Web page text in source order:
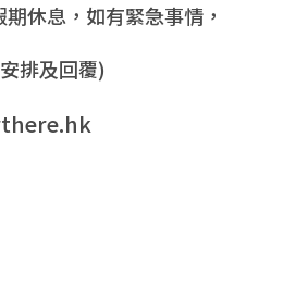
，如有緊急事情，
及回覆)